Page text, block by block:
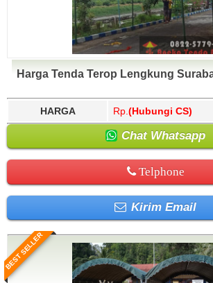
Harga Tenda Terop Lengkung
HARGA Rp. (Hubungi CS)
Chat Whatsapp
Telphone
Kirim Email
BEST SELLER